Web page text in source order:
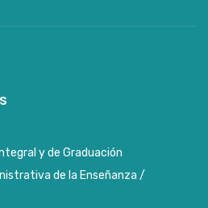
y de Graduación
de la Enseñanza /